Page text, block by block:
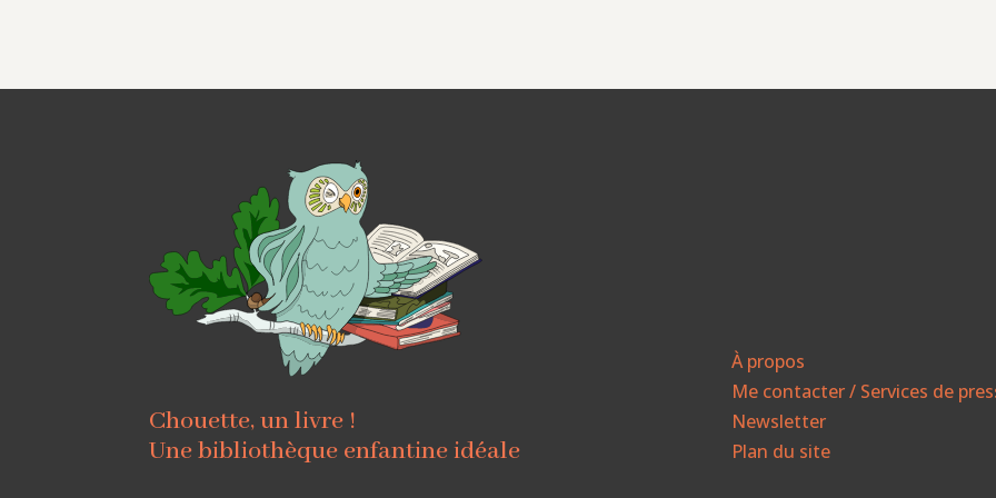
Chouette, un livre !
Une bibliothèque enfantine idéale
À propos
Me contacter / Services de
Newsletter
Plan du site